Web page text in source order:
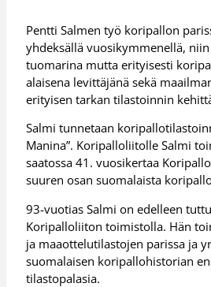
Pentti Salmen työ koripallon
yhdeksällä vuosikymmenellä,
tuomarina mutta erityisesti
alaisena levittäjänä sekä
erityisen tarkan tilastoinnin
Salmi tunnetaan
Manina”. Koripalloliitolle Salmi
saatossa 41. vuosikertaa
suuren osan suomalaista
93-vuotias Salmi on edelleen
Koripalloliiton toimistolla. Hän
ja maaottelutilastojen parissa ja
suomalaisen koripallohistorian
tilastopalasia.